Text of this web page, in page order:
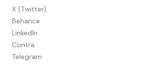
X (Twitter)
Behance
LinkedIn
Contra
Telegram